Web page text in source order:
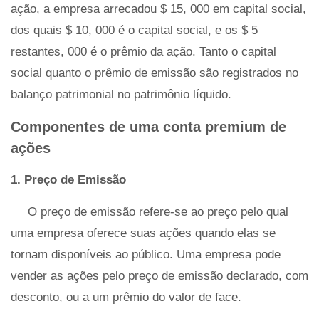
ação, a empresa arrecadou $ 15, 000 em capital social,
dos quais $ 10, 000 é o capital social, e os $ 5
restantes, 000 é o prêmio da ação. Tanto o capital
social quanto o prêmio de emissão são registrados no
balanço patrimonial no patrimônio líquido.
Componentes de uma conta premium de
ações
1. Preço de Emissão
O preço de emissão refere-se ao preço pelo qual
uma empresa oferece suas ações quando elas se
tornam disponíveis ao público. Uma empresa pode
vender as ações pelo preço de emissão declarado, com
desconto, ou a um prêmio do valor de face.